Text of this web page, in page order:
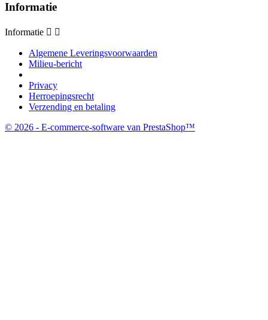
Informatie
Informatie  
Algemene Leveringsvoorwaarden
Milieu-bericht
Privacy
Herroepingsrecht
Verzending en betaling
© 2026 - E-commerce-software van PrestaShop™